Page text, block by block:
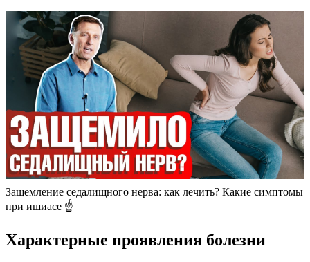
Защемление седалищного нерва: как лечить? Какие симптомы
при ишиасе ☝️
Характерные проявления болезни